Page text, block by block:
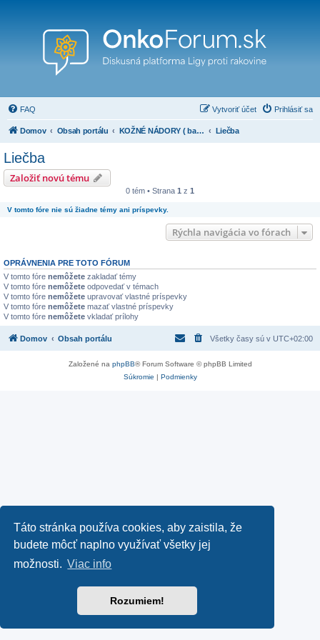
Táto stránka používa cookies, aby zaistila, že
budete môcť naplno využívať všetky jej
možnosti. Viac info
Rozumiem!
FAQ Prihlásiť sa
Vytvoriť účet
Domov Obsah portálu KOŽNÉ NÁDORY ( bazocelulárne nádory, spinocelulárne nádory, melanóm a iné) Liečba
Liečba
Založiť novú tému
0 tém • Strana 1 z 1
V tomto fóre nie sú žiadne témy ani príspevky.
Rýchla navigácia vo fórach
OPRÁVNENIA PRE TOTO FÓRUM
V tomto fóre nemôžete zakladať témy
V tomto fóre nemôžete odpovedať v témach
V tomto fóre nemôžete upravovať vlastné príspevky
V tomto fóre nemôžete mazať vlastné príspevky
V tomto fóre nemôžete vkladať prílohy
Domov Obsah portálu Všetky časy sú v UTC+02:00
Založené na phpBB® Forum Software © phpBB Limited
Súkromie | Podmienky